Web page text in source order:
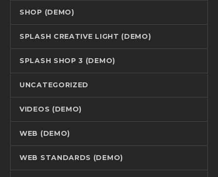
SHOP (DEMO)
SPLASH CREATIVE LIGHT (DEMO)
SPLASH SHOP 3 (DEMO)
UNCATEGORIZED
VIDEOS (DEMO)
WEB (DEMO)
WEB STANDARDS (DEMO)